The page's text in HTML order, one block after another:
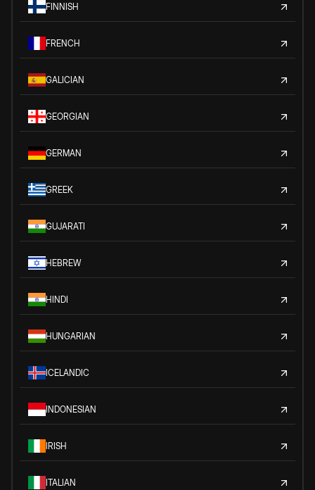
FINNISH
FRENCH
GALICIAN
GEORGIAN
GERMAN
GREEK
GUJARATI
HEBREW
HINDI
HUNGARIAN
ICELANDIC
INDONESIAN
IRISH
ITALIAN